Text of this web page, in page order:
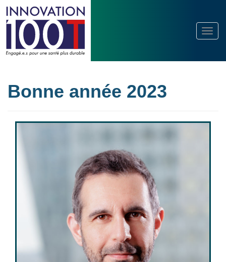
Bonne année 2023